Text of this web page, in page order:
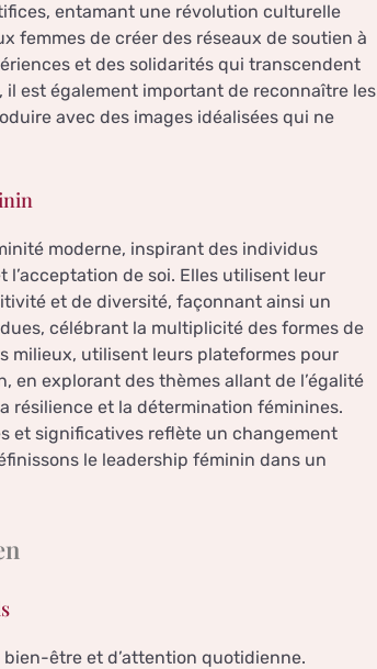
entamant une révolution culturelle
femmes de créer des réseaux de soutien à
et des solidarités qui transcendent
est également important de reconnaître les
avec des images idéalisées qui ne
moderne, inspirant des individus
de soi. Elles utilisent leur
et de diversité, façonnant ainsi un
célébrant la multiplicité des formes de
milieux, utilisent leurs plateformes pour
en explorant des thèmes allant de l’égalité
résilience et la détermination féminines.
et significatives reflète un changement
le leadership féminin dans un
bien-être et d’attention quotidienne.